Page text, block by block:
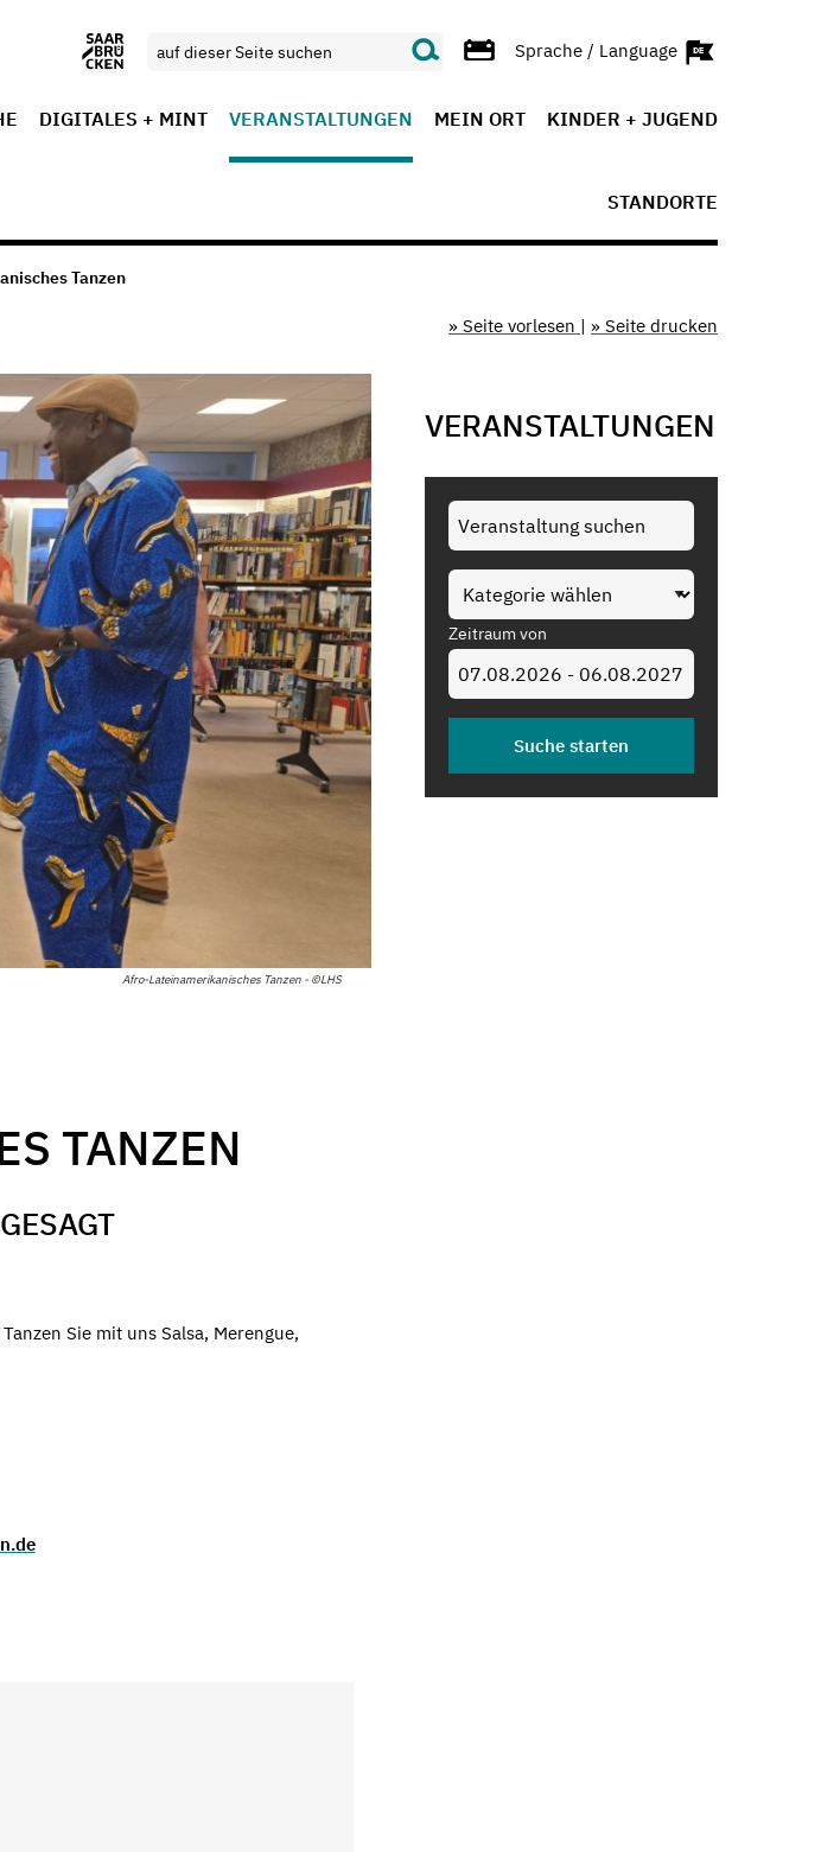
Sprache / Language
DIGITALES + MINT VERANSTALTUNGEN MEIN ORT KINDER + JUGEND
STANDORTE
Tanzen
» Seite vorlesen | » Seite drucken
Afro-Lateinamerikanisches Tanzen - ©LHS
TANZEN
Sie mit uns Salsa, Merengue,
VERANSTALTUNGEN
Zeitraum von